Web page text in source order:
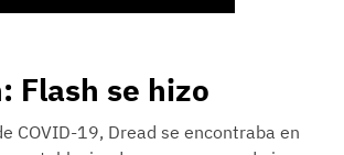
Flash se hizo
COVID-19, Dread se encontraba en